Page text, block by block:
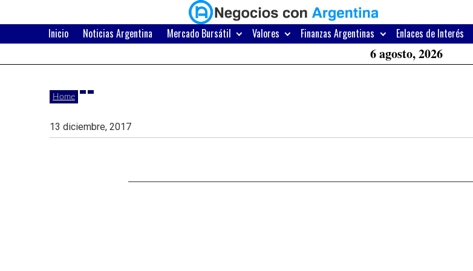
content
Negocios
con
Últimas
noticias,
y
actualidad
Inicio Noticias Argentina Mercado Bursátil Valores Finanzas Argentinas Enlaces de Interés
6 agosto, 2026
Home
13 diciembre, 2017